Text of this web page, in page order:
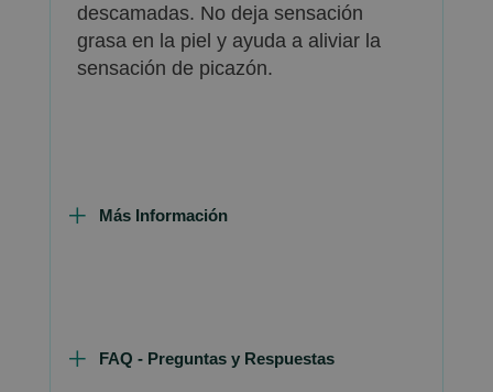
descamadas. No deja sensación
grasa en la piel y ayuda a aliviar la
sensación de picazón.
Más Información
FAQ - Preguntas y Respuestas